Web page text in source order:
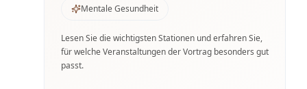
Mentale Gesundheit
Lesen Sie die wichtigsten Stationen und erfahren Sie,
für welche Veranstaltungen der Vortrag besonders gut
passt.